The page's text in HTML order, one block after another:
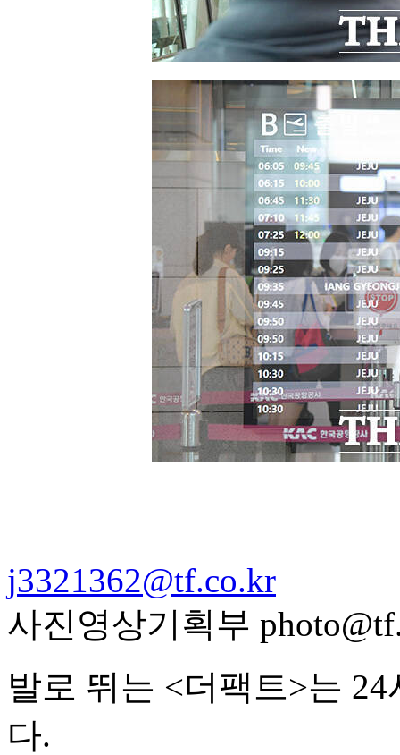
j3321362@tf.co.kr
사진영상기획부
발로 뛰는 <더팩트>는
다.